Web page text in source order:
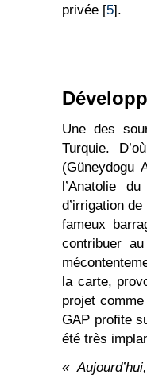
privée [5].
Une des
Turquie.
(Güneydogu
l’Anatolie
d’irrigation
fameux
contribuer
la carte,
projet
GAP profite
été très
«